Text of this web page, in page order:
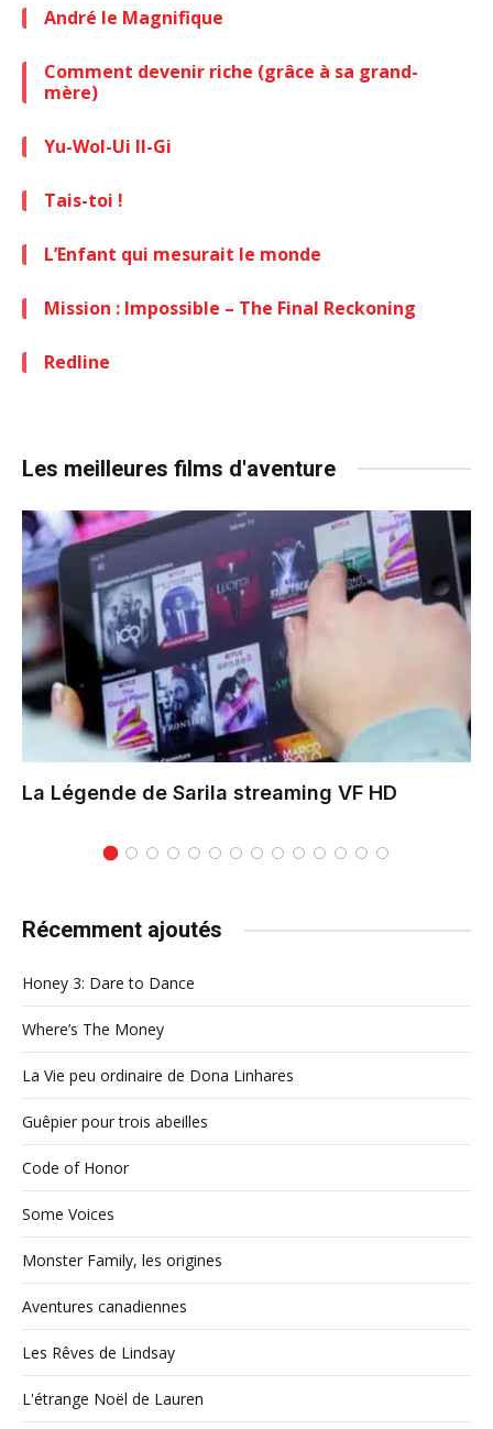
André le Magnifique
Comment devenir riche (grâce à sa grand-
mère)
Yu-Wol-Ui Il-Gi
Tais-toi !
L’Enfant qui mesurait le monde
Mission : Impossible – The Final Reckoning
Redline
Les meilleures films d'aventure
La Légende de Sarila streaming VF HD
Récemment ajoutés
Honey 3: Dare to Dance
Where’s The Money
La Vie peu ordinaire de Dona Linhares
Guêpier pour trois abeilles
Code of Honor
Some Voices
Monster Family, les origines
Aventures canadiennes
Les Rêves de Lindsay
L'étrange Noël de Lauren